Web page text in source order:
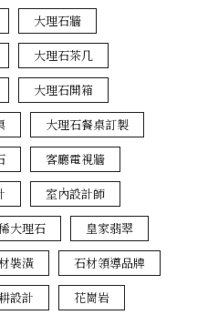
大理石牆
大理石茶几
大理石開箱
大理石餐桌訂製
客廳電視牆
室內設計師
大理石
皇家翡翠
裝潢
石材領導品牌
設計
花崗岩